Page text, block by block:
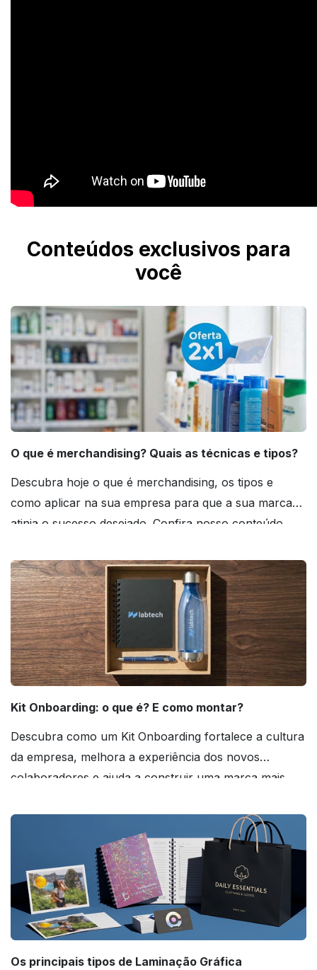
Conteúdos exclusivos para
você
O que é merchandising? Quais as técnicas e tipos?
Descubra hoje o que é merchandising, os tipos e
como aplicar na sua empresa para que a sua marca
atinja o sucesso desejado. Confira nosso conteúdo
Kit Onboarding: o que é? E como montar?
Descubra como um Kit Onboarding fortalece a cultura
da empresa, melhora a experiência dos novos
colaboradores e ajuda a construir uma marca mais
Os principais tipos de Laminação Gráfica